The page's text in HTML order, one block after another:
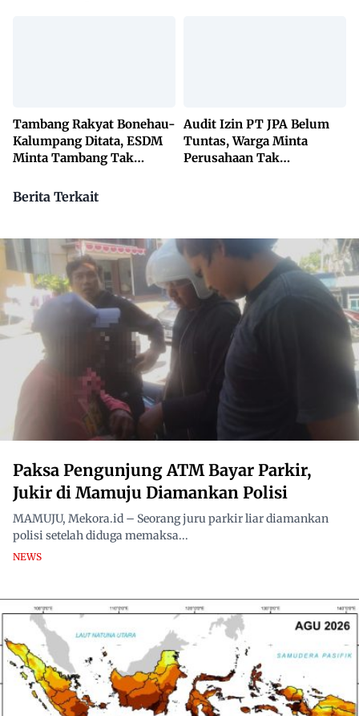
Tambang Rakyat Bonehau-
Kalumpang Ditata, ESDM
Minta Tambang Tak
Audit Izin PT JPA Belum
Tuntas, Warga Minta
Perusahaan Tak
Berita Terkait
Paksa Pengunjung ATM Bayar Parkir,
Jukir di Mamuju Diamankan Polisi
MAMUJU, Mekora.id – Seorang juru parkir liar diamankan
polisi setelah diduga memaksa...
NEWS